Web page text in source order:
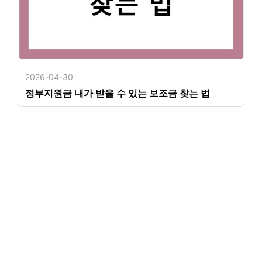
2026-04-30
정부지원금 내가 받을 수 있는 보조금 찾는 법